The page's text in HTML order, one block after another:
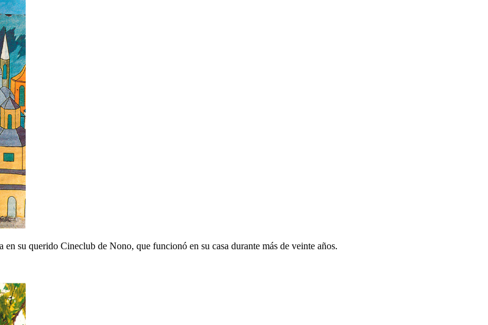
su querido Cineclub de Nono, que funcionó en su casa durante más de veinte años.